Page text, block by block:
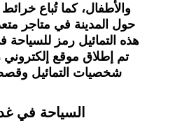
والأطفال، كما تُباع خرائط
حول المدينة في متاجر
هذه التمائيل رمز للسياحة
تم إطلاق موقع
شخصيات التمائيل
السياحة في